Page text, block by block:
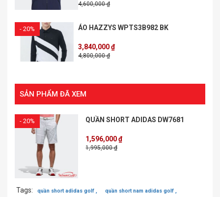
4,600,000 ₫
- 20% ÁO HAZZYS WPTS3B982 BK
3,840,000 ₫
4,800,000 ₫
SẢN PHẨM ĐÃ XEM
- 20% QUẦN SHORT ADIDAS DW7681
1,596,000 ₫
1,995,000 ₫
Tags: quần short adidas golf , quần short nam adidas golf ,